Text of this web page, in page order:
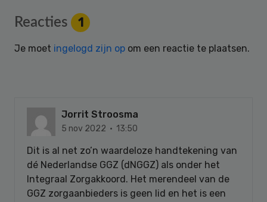
Reader
Interactions
Reacties 1
Je moet ingelogd zijn op om een reactie te plaatsen.
Jorrit Stroosma
5 nov 2022 · 13:50
Dit is al net zo’n waardeloze handtekening van
dé Nederlandse GGZ (dNGGZ) als onder het
Integraal Zorgakkoord. Het merendeel van de
GGZ zorgaanbieders is geen lid en het is een